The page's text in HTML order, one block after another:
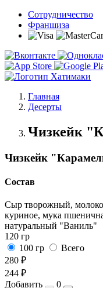
Сотрудничество
Франшиза
Главная
Десерты
Чизкейк
Чизкейк
Состав
Сыр творожный, молоко
куриное, мука
натуральный "Ваниль"
120 гр
100 гр
Всего
280 ₽
244 ₽
Добавить
0